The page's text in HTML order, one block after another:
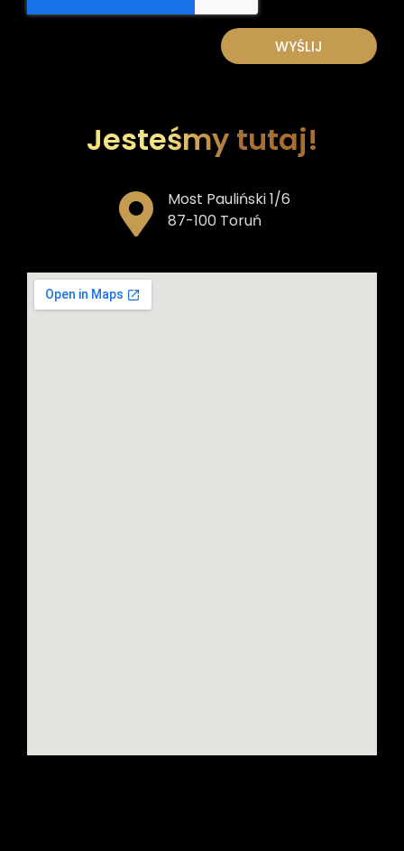
WYŚLIJ
Jesteśmy tutaj!
Most Pauliński 1/6
87-100 Toruń